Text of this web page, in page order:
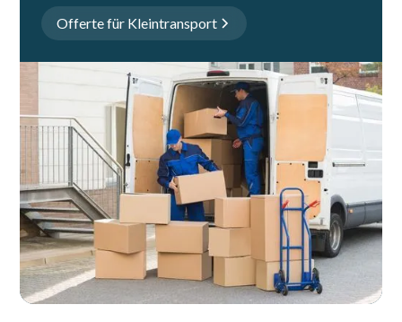
Offerte für Kleintransport